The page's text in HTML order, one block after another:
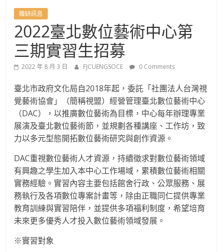
語
文
學
系
進
修
學
士
班
職缺訊息
2022臺北數位藝術中心第
三期實習生招募
2022 年 8 月 3 日 FJCUENGSOCE 0 Comments
臺北市政府文化局自2018年起，委託「社團法人台灣視
覺藝術協會」（簡稱視盟）經營管理臺北數位藝術中心
（DAC），以推廣數位藝術為目標，中心每年辦理專業
展演及臺北數位藝術節，並規劃各種講座、工作坊，致
力以多元型態開拓數位藝術研究與創作資源。
DAC重視數位藝術人才資源，持續徵求對數位藝術領域
有興趣之學生加入本中心工作場域，累積數位藝術相關
實務經驗。實習內容主要包括館舍行政、公眾服務、展
務執行及各項數位專案計畫等，除由正職同仁提供專業
教育訓練與實習陪伴，並提供多項福利制度，希望培育
未來更多優秀人才投入數位藝術領域發展。
※實習對象